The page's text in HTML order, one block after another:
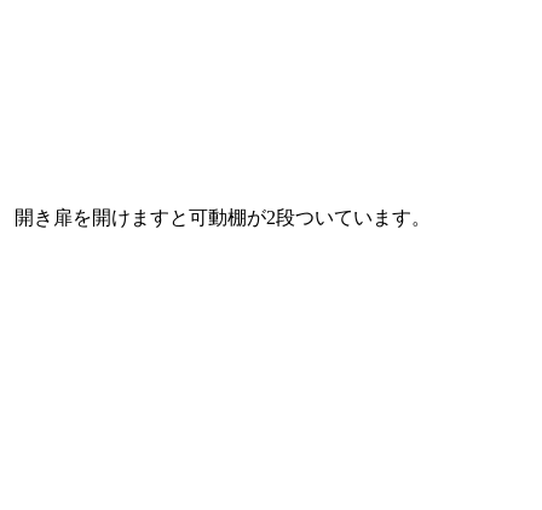
開き扉を開けますと可動棚が2段ついています。